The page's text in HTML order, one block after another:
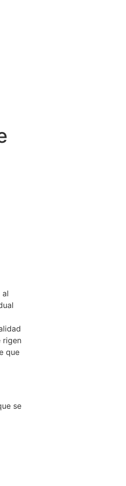
al
rigen
que
se